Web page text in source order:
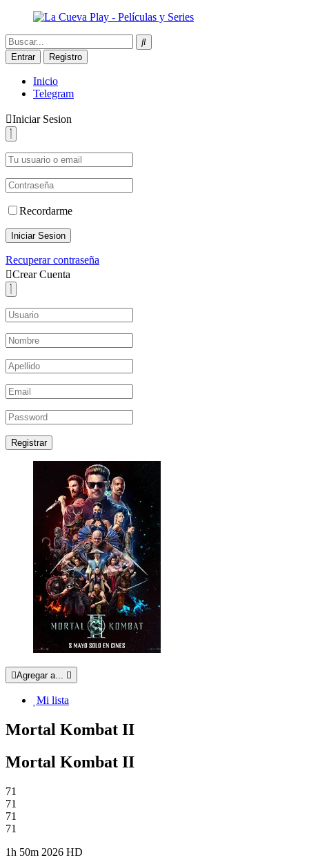
Entrar Registro
Inicio
Telegram
Iniciar Sesion
Recordarme
Iniciar Sesion
Recuperar contraseña
Crear Cuenta
Registrar
Agregar a...
Mi lista
Mortal Kombat II
Mortal Kombat II
71
71
71
71
1h 50m 2026 HD